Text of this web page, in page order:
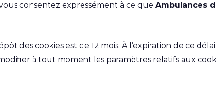
consentez expressément à ce que Ambulances
des cookies est de 12 mois. À l’expiration de ce
à tout moment les paramètres relatifs aux